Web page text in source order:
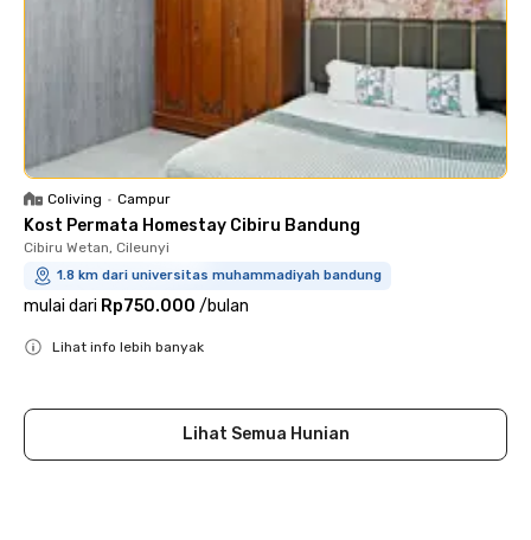
Coliving • Campur
Kost Permata Homestay Cibiru Bandung
Cibiru Wetan, Cileunyi
1.8 km dari universitas muhammadiyah bandung
mulai dari Rp750.000 /bulan
Lihat info lebih banyak
Lihat Semua Hunian